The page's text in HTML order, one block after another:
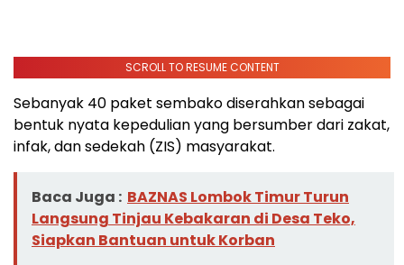
SCROLL TO RESUME CONTENT
Sebanyak 40 paket sembako diserahkan sebagai
bentuk nyata kepedulian yang bersumber dari zakat,
infak, dan sedekah (ZIS) masyarakat.
Baca Juga : BAZNAS Lombok Timur Turun
Langsung Tinjau Kebakaran di Desa Teko,
Siapkan Bantuan untuk Korban